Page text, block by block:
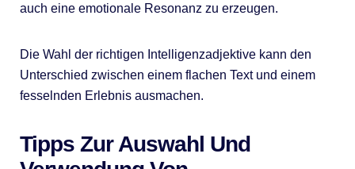
auch eine emotionale Resonanz zu erzeugen.
Die Wahl der richtigen Intelligenzadjektive kann den
Unterschied zwischen einem flachen Text und einem
fesselnden Erlebnis ausmachen.
Tipps Zur Auswahl Und